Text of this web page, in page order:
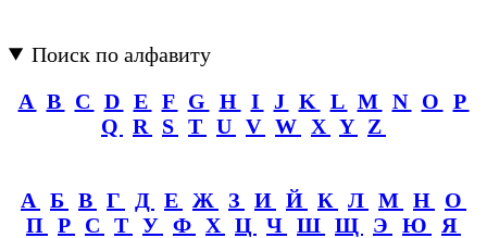
Поиск по алфавиту
A B C D E F G H I J K L M N O
P
Q
R S T U V W X Y Z
А Б В Г Д Е Ж З И Й К Л М Н
О
П Р С Т У Ф Х Ц Ч Ш Щ Э Ю Я